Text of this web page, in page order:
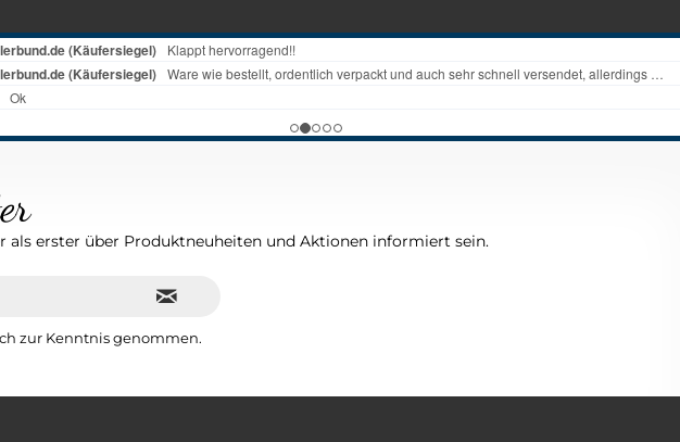
als erster über Produktneuheiten und Aktionen informiert sein.
zur Kenntnis genommen.